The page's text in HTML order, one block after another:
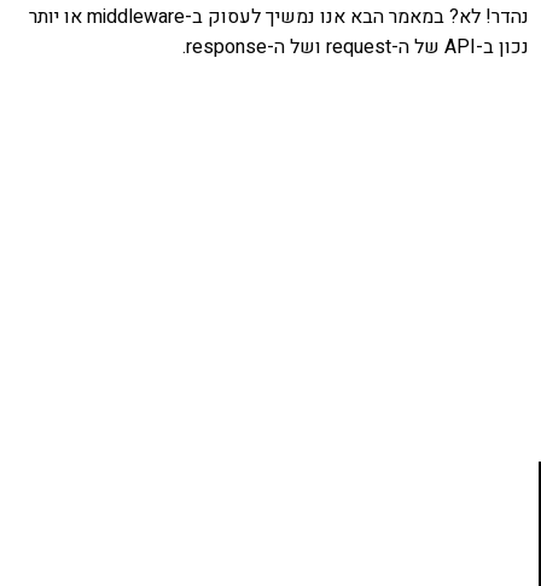
נהדר! לא? במאמר הבא אנו נמשיך לעסוק ב-middleware או יותר
נכון ב-API של ה-request ושל ה-response.